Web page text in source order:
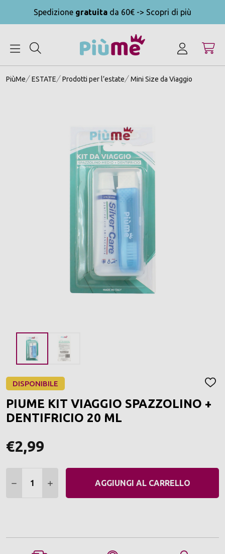
Spedizione gratuita da 60€ -> Scopri di più
PiùMe ESTATE Prodotti per l’estate Mini Size da Viaggio
DISPONIBILE
DEI
PIUME KIT VIAGGIO SPAZZOLINO +
DENTIFRICIO 20 ML
€2,99
DIMINUIRE QUANTITÀ:
AUMENTARE QUANTITÀ:
AGGIUNGI AL CARRELLO